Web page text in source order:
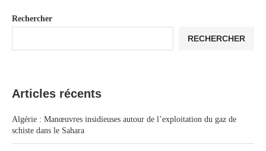
Rechercher
RECHERCHER
Articles récents
Algérie : Manœuvres insidieuses autour de l’exploitation du gaz de
schiste dans le Sahara